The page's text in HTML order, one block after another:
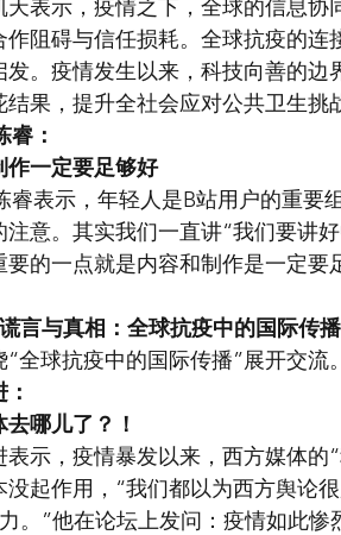
示，疫情之下，全球的信息协
阻碍与信任损耗。全球抗疫的连
。疫情发生以来，科技向善的边
果，提升全社会应对公共卫生挑
：
作一定要足够好
表示，年轻人是B站用户的重要
意。其实我们一直讲“我们要讲
的一点就是内容和制作是一定要
谎言与真相：全球抗疫中的国际传播
球抗疫中的国际传播”展开交流。
哪儿了？！
，疫情暴发以来，西方媒体的“
起作用，“我们都以为西方舆论
。”他在论坛上发问：疫情如此惨